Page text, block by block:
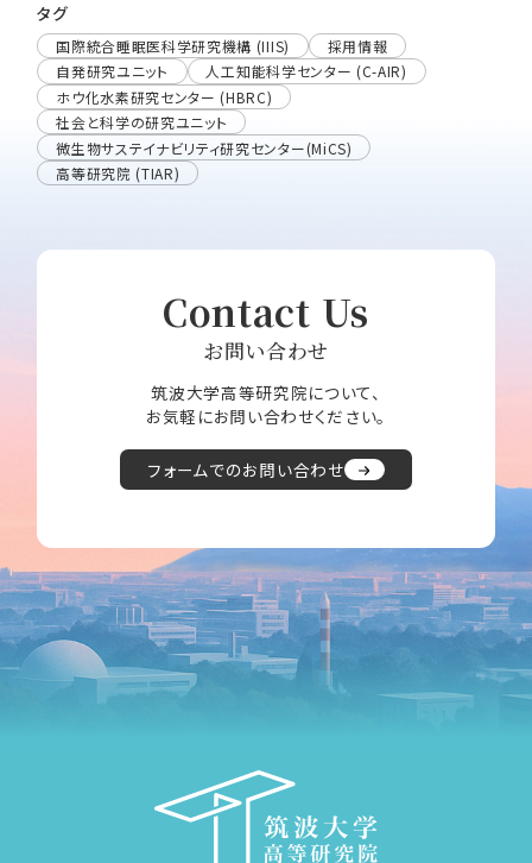
タグ
国際統合睡眠医科学研究機構 (IIIS)
採用情報
自発研究ユニット
人工知能科学センター (C-AIR)
ホウ化水素研究センター (HBRC)
社会と科学の研究ユニット
微生物サステイナビリティ研究センター(MiCS)
高等研究院 (TIAR)
Contact Us
お問い合わせ
筑波大学高等研究院について、
お気軽にお問い合わせください。
フォームでのお問い合わせ